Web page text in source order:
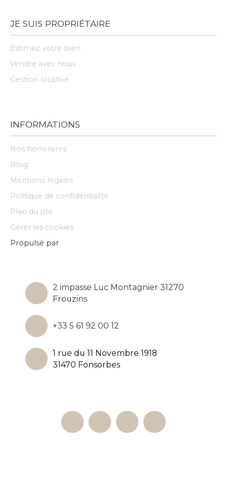
JE SUIS PROPRIÉTAIRE
Estimez votre bien
Vendre avec nous
Gestion locative
INFORMATIONS
Nos honoraires
Blog
Mentions légales
Politique de confidentialité
Plan du site
Gérer les cookies
Propulsé par
2 impasse Luc Montagnier 31270
Frouzins
+33 5 61 92 00 12
1 rue du 11 Novembre 1918
31470 Fonsorbes